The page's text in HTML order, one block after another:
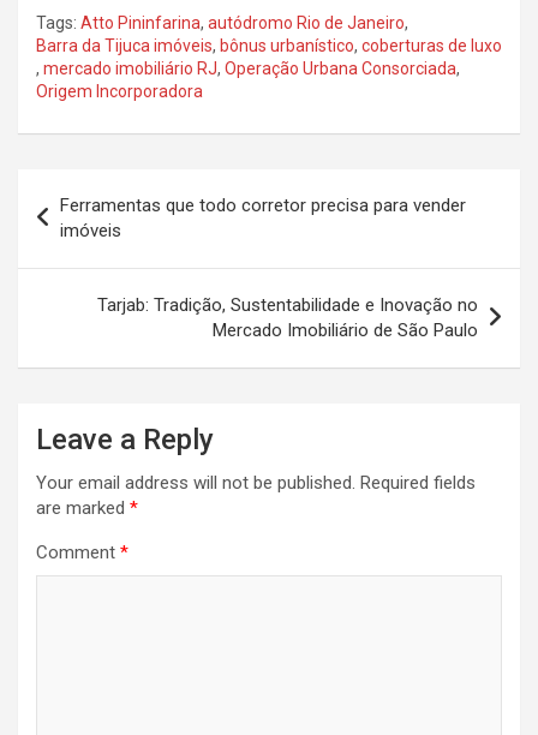
Tags: Atto Pininfarina, autódromo Rio de Janeiro,
Barra da Tijuca imóveis, bônus urbanístico, coberturas de luxo
, mercado imobiliário RJ, Operação Urbana Consorciada,
Origem Incorporadora
navigation
Ferramentas que todo corretor precisa para vender
imóveis
Tarjab: Tradição, Sustentabilidade e Inovação no
Mercado Imobiliário de São Paulo
Leave a Reply
Your email address will not be published. Required fields
are marked *
Comment *